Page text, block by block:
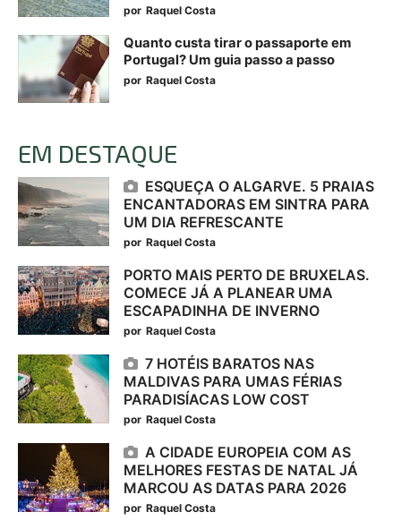
por Raquel Costa
Quanto custa tirar o passaporte em
Portugal? Um guia passo a passo
por Raquel Costa
EM DESTAQUE
ESQUEÇA O ALGARVE. 5 PRAIAS
ENCANTADORAS EM SINTRA PARA
UM DIA REFRESCANTE
por Raquel Costa
PORTO MAIS PERTO DE BRUXELAS.
COMECE JÁ A PLANEAR UMA
ESCAPADINHA DE INVERNO
por Raquel Costa
7 HOTÉIS BARATOS NAS
MALDIVAS PARA UMAS FÉRIAS
PARADISÍACAS LOW COST
por Raquel Costa
A CIDADE EUROPEIA COM AS
MELHORES FESTAS DE NATAL JÁ
MARCOU AS DATAS PARA 2026
por Raquel Costa